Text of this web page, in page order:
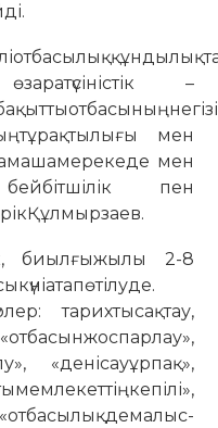
–
мен
мен
пен
биылғыжылы 2-8
тарихтысақтау,
«денісауұрпақ»,